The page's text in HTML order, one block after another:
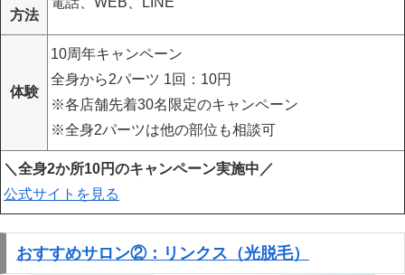
方法
体験
10周年キャンペーン
全身から2パーツ 1回：10円
※各店舗先着30名限定のキャンペーン
※全身2パーツは他の部位も相談可
＼全身2か所10円のキャンペーン実施中／
公式サイトを見る
おすすめサロン②：リンクス（光脱毛）